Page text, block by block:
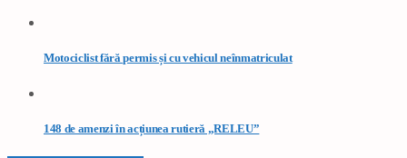
Motociclist fără permis și cu vehicul neînmatriculat
148 de amenzi în acțiunea rutieră „RELEU”